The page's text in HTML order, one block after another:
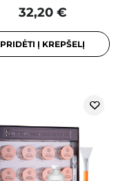
32,20 €
PRIDĖTI Į KREPŠELĮ